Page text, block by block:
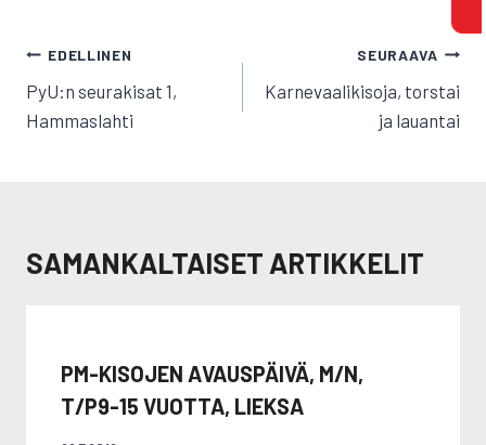
ARTIKKELIEN
SELAUS
EDELLINEN
PyU:n seurakisat 1,
Hammaslahti
SEURAAVA
Karnevaalikisoja, torstai
ja lauantai
SAMANKALTAISET ARTIKKELIT
PM-KISOJEN AVAUSPÄIVÄ, M/N,
T/P9-15 VUOTTA, LIEKSA